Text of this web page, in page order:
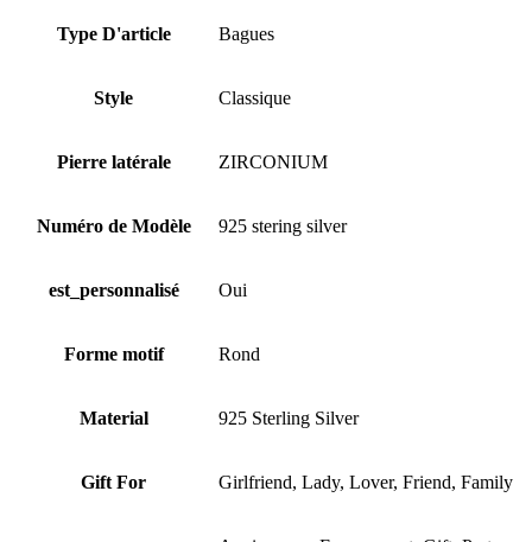
Type D'article Bagues
Style Classique
Pierre latérale ZIRCONIUM
Numéro de Modèle 925 stering silver
est_personnalisé Oui
Forme motif Rond
Material 925 Sterling Silver
Gift For Girlfriend, Lady, Lover, Friend, Family